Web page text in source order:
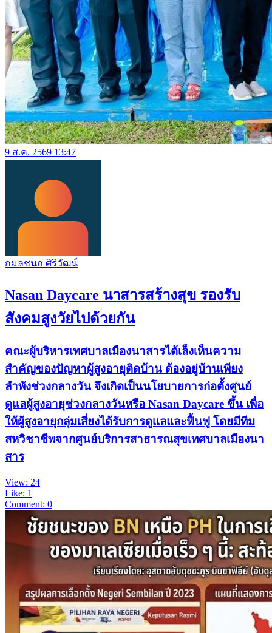
9 ส.ค. 2569 13:47
กมลชนก ศิริวัฒน์
Nasan Daycare นาสารสร้างสุข รองรับ
สังคมสูงวัยไปด้วยกัน
คณะผู้บริหารเทศบาลเมืองนาสารได้เล็งเห็นความ
สำคัญของปัญหาผู้สูงอายุติดบ้าน ต้องอยู่บ้านเพียง
ลำพังช่วงกลางวัน จึงเกิดเป็นนโยบายการก่อตั้งศูนย์
ดูเเลผู้สูงอายุช่วงกลางวันหรือ Nasan Daycare ขึ้น เพื่อ
ให้ผู้สูงอายุกลุ่มเสี่ยงได้รับการดูเเลและฟื้นฟู โดยมีทีม
สหวิชาชีพจากศูนย์บริการสาธารณสุขเทศบาลเมืองนา
สาร
View: 24
Like: 1
Comment: 0